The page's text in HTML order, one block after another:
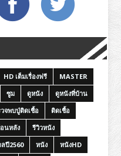
HD เต็มเรื่องฟรี
MASTER
ซูม ดูหนัง
ดูหนังที่บ้าน
จพบปู่ติดเชื้อ
ติดเชื้อ
นหลัง
รีวิวหนัง
ปี2560 หนัง
หนังHD